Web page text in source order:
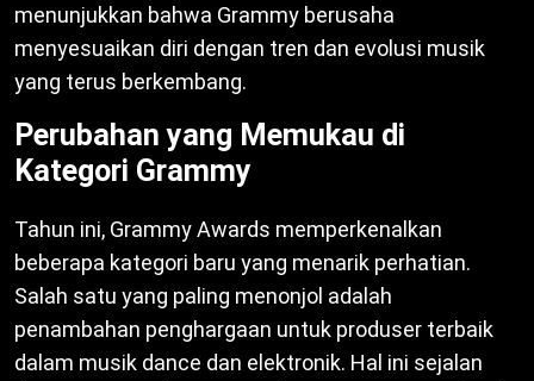
menunjukkan bahwa Grammy berusaha
menyesuaikan diri dengan tren dan evolusi musik
yang terus berkembang.
Perubahan yang Memukau di
Kategori Grammy
Tahun ini, Grammy Awards memperkenalkan
beberapa kategori baru yang menarik perhatian.
Salah satu yang paling menonjol adalah
penambahan penghargaan untuk produser terbaik
dalam musik dance dan elektronik. Hal ini sejalan